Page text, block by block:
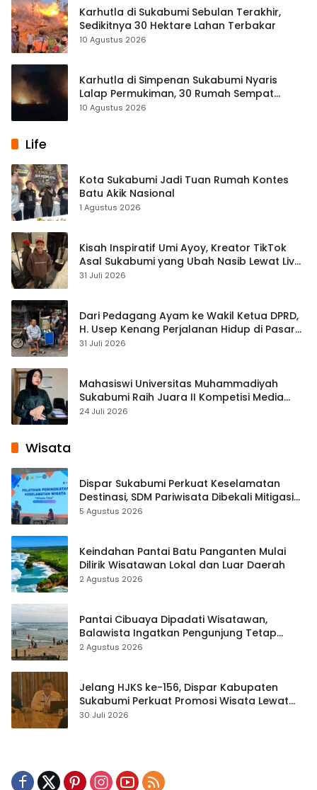
Karhutla di Sukabumi Sebulan Terakhir,
Sedikitnya 30 Hektare Lahan Terbakar
10 Agustus 2026
Karhutla di Simpenan Sukabumi Nyaris
Lalap Permukiman, 30 Rumah Sempat
Terancam
10 Agustus 2026
Life
Kota Sukabumi Jadi Tuan Rumah Kontes
Batu Akik Nasional
1 Agustus 2026
Kisah Inspiratif Umi Ayoy, Kreator TikTok
Asal Sukabumi yang Ubah Nasib Lewat Live
Streaming
31 Juli 2026
Dari Pedagang Ayam ke Wakil Ketua DPRD,
H. Usep Kenang Perjalanan Hidup di Pasar
Cisaat
31 Juli 2026
Mahasiswi Universitas Muhammadiyah
Sukabumi Raih Juara II Kompetisi Media
Pembelajaran Digital Tingkat Internasional
24 Juli 2026
Wisata
Dispar Sukabumi Perkuat Keselamatan
Destinasi, SDM Pariwisata Dibekali Mitigasi
hingga Teknik Evakuasi
5 Agustus 2026
Keindahan Pantai Batu Panganten Mulai
Dilirik Wisatawan Lokal dan Luar Daerah
2 Agustus 2026
Pantai Cibuaya Dipadati Wisatawan,
Balawista Ingatkan Pengunjung Tetap
Waspada
2 Agustus 2026
Jelang HJKS ke-156, Dispar Kabupaten
Sukabumi Perkuat Promosi Wisata Lewat
Publikasi Digital
30 Juli 2026